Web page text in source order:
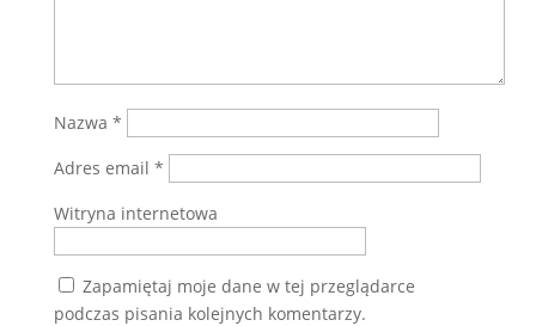
Nazwa *
Adres email *
Witryna internetowa
Zapamiętaj moje dane w tej przeglądarce
podczas pisania kolejnych komentarzy.